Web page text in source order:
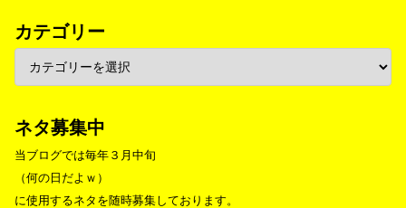
カテゴリー
ネタ募集中
当ブログでは毎年３月中旬
（何の日だよｗ）
に使用するネタを随時募集しております。